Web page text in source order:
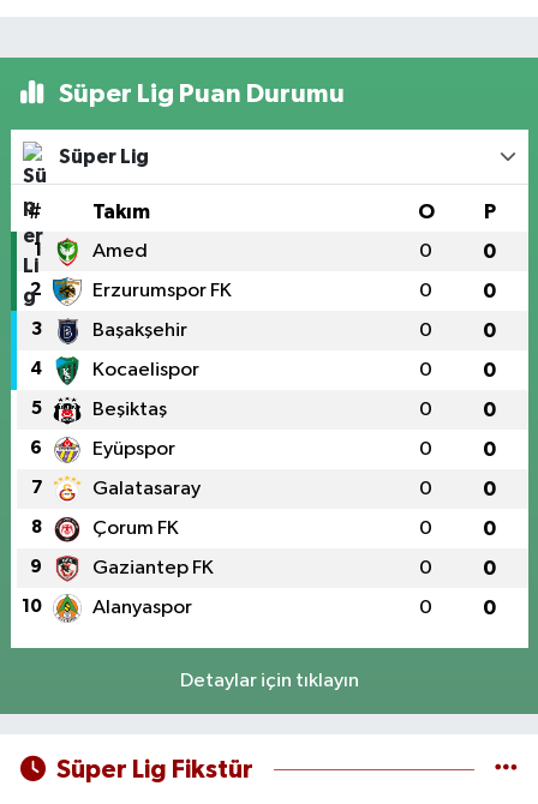
Süper Lig Puan Durumu
Süper Lig
# Takım O P
1 Amed 0 0
2 Erzurumspor FK 0 0
3 Başakşehir 0 0
4 Kocaelispor 0 0
5 Beşiktaş 0 0
6 Eyüpspor 0 0
7 Galatasaray 0 0
8 Çorum FK 0 0
9 Gaziantep FK 0 0
10 Alanyaspor 0 0
Detaylar için tıklayın
Süper Lig Fikstür